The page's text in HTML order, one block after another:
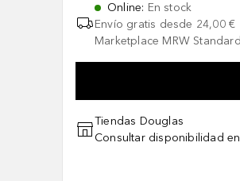
Online: En stock
Envío gratis desde 24,00 €
Marketplace MRW
Tiendas Douglas
Consultar disponibilidad